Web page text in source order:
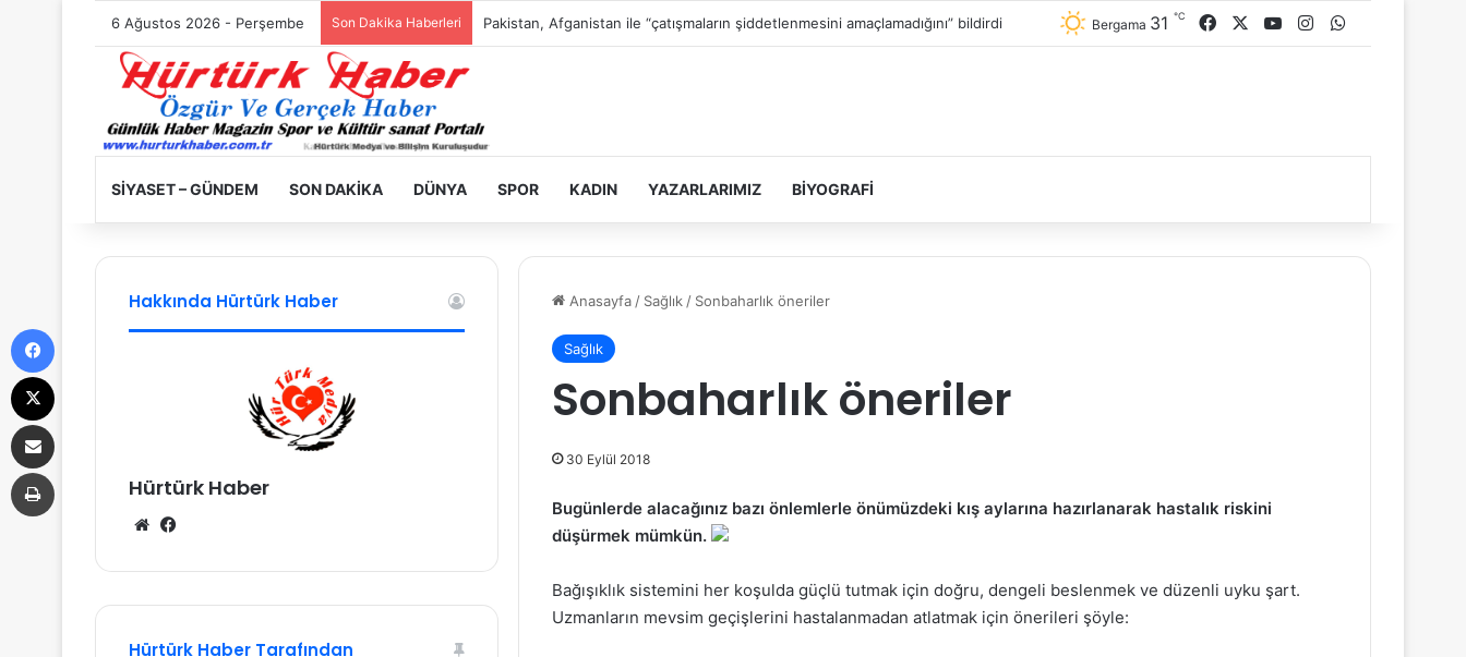
6 Ağustos 2026 - Perşembe Son Dakika Haberleri Filistin topraklarını gasbeden İsrailliler, Batı Şeria’da 3 kasabaya saldırdı Bergama 31 ℃ Facebook YouTubeInstagram
SIYASET – GÜNDEM SON DAKIKA DÜNYA SPOR KADIN YAZARLARIMIZ BIYOGRAFI
Anasayfa / Sağlık / Sonbaharlık öneriler
Sağlık
Sonbaharlık öneriler
30 Eylül 2018
Bugünlerde alacağınız bazı önlemlerle önümüzdeki kış aylarına hazırlanarak hastalık riskini
düşürmek mümkün.
Bağışıklık sistemini her koşulda güçlü tutmak için doğru, dengeli beslenmek ve düzenli uyku şart.
Uzmanların mevsim geçişlerini hastalanmadan atlatmak için önerileri şöyle:
Hakkında Hürtürk Haber
Hürtürk Haber
We
sit
esi
bo
ok
Hürtürk Haber Tarafından